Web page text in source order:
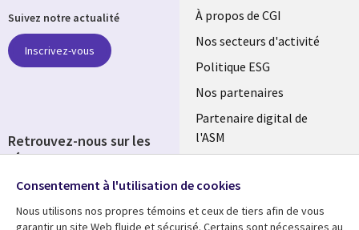
Useful
links
FRANCE
À propos de CGI
Nos secteurs d'activité
Politique ESG
Nos partenaires
Partenaire digital de
l'ASM
Fusions
Suivez notre actualité
Inscrivez-vous
Retrouvez-nous sur les
réseaux
Social
Media
FRANCE
Consentement à l'utilisation de cookies
Nous utilisons nos propres témoins et ceux de tiers afin de vous
garantir un site Web fluide et sécurisé. Certains sont nécessaires au